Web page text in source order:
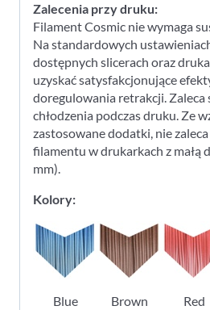
Zalecenia przy druku:
Filament Cosmic nie wymaga
Na standardowych
dostępnych slicerach oraz
uzyskać satysfakcjonujące
doregulowania retrakcji. Zaleca
chłodzenia podczas druku. Ze
zastosowane dodatki, nie
filamentu w drukarkach z małą
mm).
Kolory:
Blue Brown Red